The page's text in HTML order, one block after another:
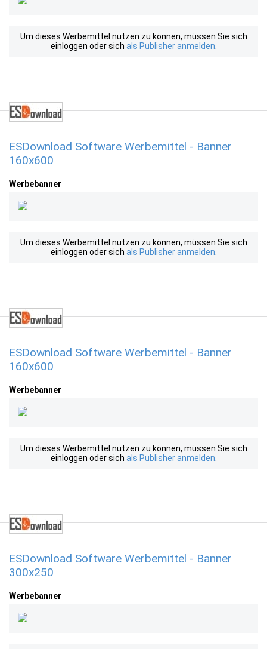
Um dieses Werbemittel nutzen zu können, müssen Sie sich
einloggen oder sich als Publisher anmelden
ESDownload Software Werbemittel - Banner
160x600
Werbebanner
Um dieses Werbemittel nutzen zu können, müssen Sie sich
einloggen oder sich als Publisher anmelden
ESDownload Software Werbemittel - Banner
160x600
Werbebanner
Um dieses Werbemittel nutzen zu können, müssen Sie sich
einloggen oder sich als Publisher anmelden
ESDownload Software Werbemittel - Banner
300x250
Werbebanner